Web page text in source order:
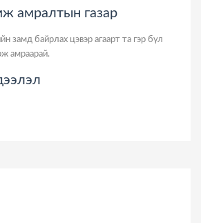
амралтын газар
замд байрлах цэвэр агаарт та гэр бүл
амраарай.